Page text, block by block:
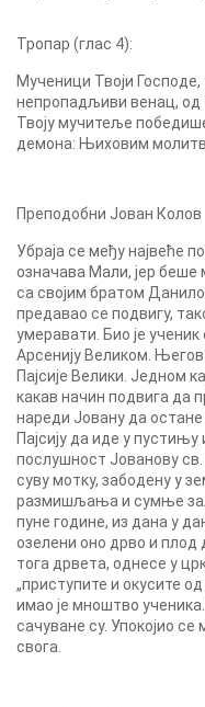
Тропар (глас 4):
Мученици Твоји
непропадљиви венац, од
Твоју мучитеље
демона: Њиховим
Преподобни Јован Колов
Убраја се међу највеће
означава Мали, јер беше
са својим братом
предавао се подвигу,
умеравати. Био је
Арсенију Великом.
Пајсије Велики. Једном
какав начин подвига да
нареди Јовану да
Пајсију да иде у
послушност Јованову
суву мотку, забодену у
размишљања и сумње
пуне године, из дана у
озелени оно дрво и
тога дрвета, однесе у
„приступите и окусите
имао је мноштво
сачуване су. Упокојио
свога.